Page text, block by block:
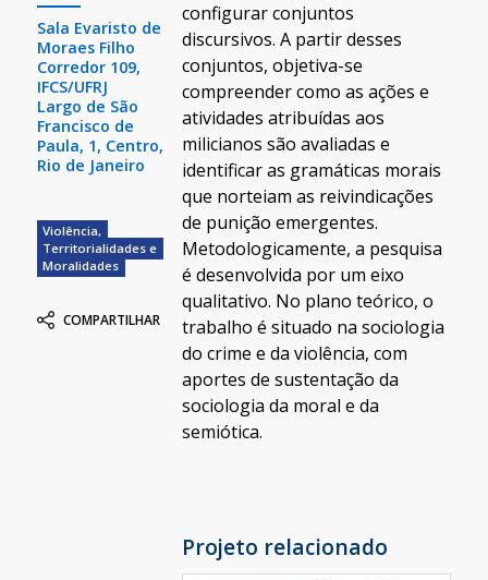
Sala Evaristo de
Moraes Filho
Corredor 109,
IFCS/UFRJ
Largo de São
Francisco de
Paula, 1, Centro,
Rio de Janeiro
Violência,
Territorialidades e
Moralidades
COMPARTILHAR
configurar conjuntos
discursivos. A partir desses
conjuntos, objetiva-se
compreender como as ações e
atividades atribuídas aos
milicianos são avaliadas e
identificar as gramáticas morais
que norteiam as reivindicações
de punição emergentes.
Metodologicamente, a pesquisa
é desenvolvida por um eixo
qualitativo. No plano teórico, o
trabalho é situado na sociologia
do crime e da violência, com
aportes de sustentação da
sociologia da moral e da
semiótica.
Projeto relacionado